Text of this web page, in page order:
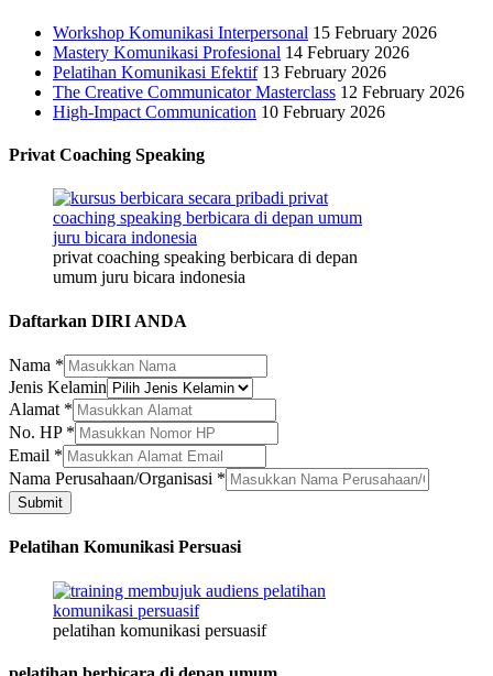
Workshop Komunikasi Interpersonal 15 February 2026
Mastery Komunikasi Profesional 14 February 2026
Pelatihan Komunikasi Efektif 13 February 2026
The Creative Communicator Masterclass 12 February 2026
High-Impact Communication 10 February 2026
Privat Coaching Speaking
privat coaching speaking berbicara di depan
umum juru bicara indonesia
Daftarkan DIRI ANDA
HP
Perusahaan/Organisasi
Nama
Nama *
Jenis Kelamin
Alamat *
No. HP *
Email *
Nama Perusahaan/Organisasi *
Submit
Pelatihan Komunikasi Persuasi
pelatihan komunikasi persuasif